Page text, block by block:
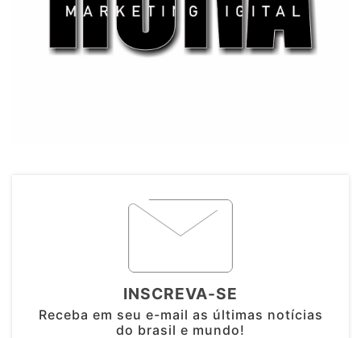
INSCREVA-SE
Receba em seu e-mail as últimas notícias
do brasil e mundo!